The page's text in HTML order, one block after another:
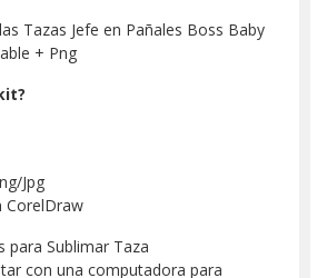
Tazas Jefe en Pañales Boss Baby
+ Png
Jpg
CorelDraw
para Sublimar Taza
con una computadora para